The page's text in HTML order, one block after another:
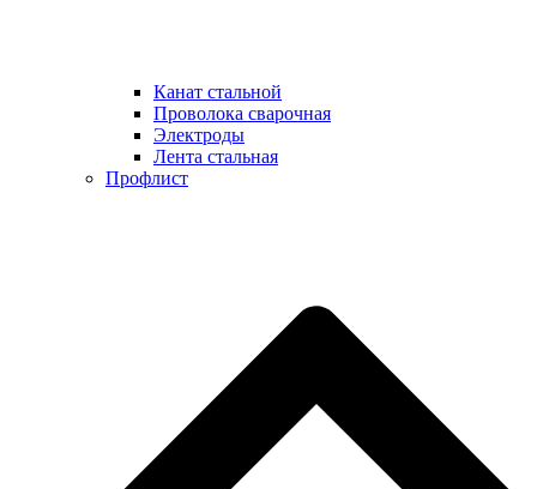
Канат стальной
Проволока сварочная
Электроды
Лента стальная
Профлист